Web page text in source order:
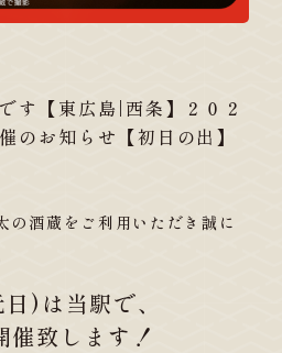
す【東広島|西条】２０２
のお知らせ【初日の出】
の酒蔵をご利用いただき誠に
)は当駅で、
催致します！